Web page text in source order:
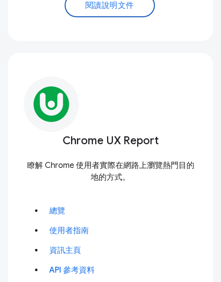
閱讀說明文件
Chrome UX Report
瞭解 Chrome 使用者實際在網路上瀏覽熱門目的
地的方式。
總覽
使用者指南
資訊主頁
API 參考資料